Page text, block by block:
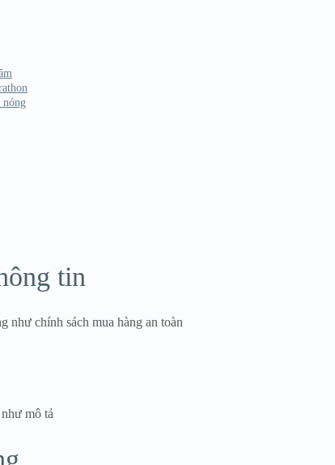
tin
như chính sách mua hàng an toàn
mô tả